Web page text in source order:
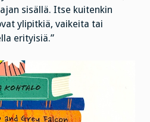
sisällä. Itse kuitenkin
ylipitkiä, vaikeita tai
erityisiä.”